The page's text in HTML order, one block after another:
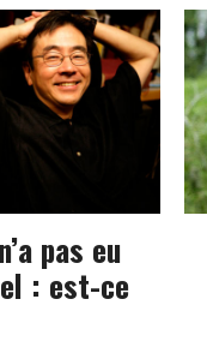
pas eu
: est-ce